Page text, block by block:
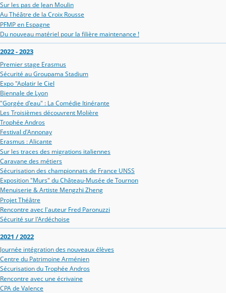
Sur les pas de Jean Moulin
Au Théâtre de la Croix Rousse
PFMP en Espagne
Du nouveau matériel pour la filière maintenance !
2022 - 2023
Premier stage Erasmus
Sécurité au Groupama Stadium
Expo "Aplatir le Ciel
Biennale de Lyon
"Gorgée d'eau" : La Comédie Itinérante
Les Troisièmes découvrent Molière
Trophée Andros
Festival d'Annonay
Erasmus : Alicante
Sur les traces des migrations italiennes
Caravane des métiers
Sécurisation des championnats de France UNSS
Exposition "Murs" du Château-Musée de Tournon
Menuiserie & Artiste Mengzhi Zheng
Projet Théâtre
Rencontre avec l'auteur Fred Paronuzzi
Sécurité sur l'Ardéchoise
2021 / 2022
Journée intégration des nouveaux élèves
Centre du Patrimoine Arménien
Sécurisation du Trophée Andros
Rencontre avec une écrivaine
CPA de Valence